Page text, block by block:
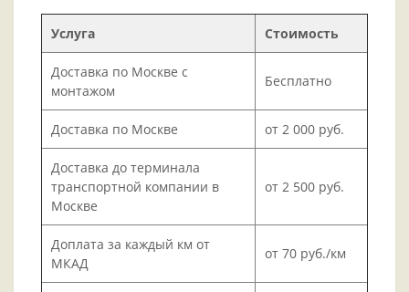
Услуга Стоимость
Доставка по Москве с
монтажом
Бесплатно
Доставка по Москве от 2 000 руб.
Доставка до терминала
транспортной компании в
Москве
от 2 500 руб.
Доплата за каждый км от
МКАД
от 70 руб./км